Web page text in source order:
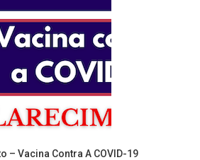
– Vacina Contra A COVID-19